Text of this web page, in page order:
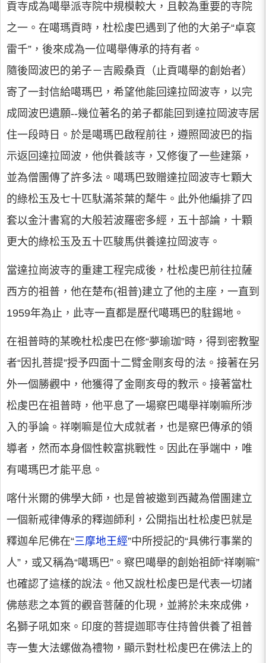
貢寺成為噶舉派寺院中規模較大，且較為重要的寺院
之一。在噶瑪貢時，杜松虔巴遇到了他的大弟子“卓袞
雷千”，後來成為一位噶舉傳承的持有者。
隨後岡波巴的弟子－吉殿桑貢（止貢噶舉的創始者）
寄了一封信給噶瑪巴，希望他能回達拉岡波寺，以完
成岡波巴遺願--幾位著名的弟子都能回到達拉岡波寺居
住一段時日。於是噶瑪巴啟程前往，遵照岡波巴的指
示返回達拉岡波，他供養該寺，又修復了一些建築，
並為僧團傳了許多法。噶瑪巴致贈達拉岡波寺七顆大
的綠松玉及七十匹馱滿茶葉的氂牛。此外他編排了四
套以金汁書寫的大般若波羅密多經，五十部論，十顆
更大的綠松玉及五十匹駿馬供養達拉岡波寺。
當達拉崗波寺的重建工程完成後，杜松虔巴前往拉薩
西方的祖普，他在楚布(祖普)建立了他的主座，一直到
1959年為止，此寺一直都是歷代噶瑪巴的駐錫地。
在祖普時的某晚杜松虔巴在修“夢瑜珈”時，得到密教聖
者“因扎菩提”授予四面十二臂金剛亥母的法。接著在另
外一個勝觀中，他獲得了金剛亥母的教示。接著當杜
松虔巴在祖普時，他平息了一場察巴噶舉祥喇嘛所涉
入的爭論。祥喇嘛是位大成就者，也是察巴傳承的領
導者，然而本身個性較富挑戰性。因此在爭端中，唯
有噶瑪巴才能平息。
喀什米爾的佛學大師，也是曾被邀到西藏為僧團建立
一個新戒律傳承的釋迦師利，公開指出杜松虔巴就是
釋迦牟尼佛在“三摩地王經”中所授記的“具佛行事業的
人”，或又稱為“噶瑪巴”。察巴噶舉的創始祖師“祥喇嘛”
也確認了這樣的說法。他又說杜松虔巴是代表一切諸
佛慈悲之本質的觀音菩薩的化現，並將於未來成佛，
名獅子吼如來。印度的菩提迦耶寺住持曾供養了祖普
寺一隻大法螺做為禮物，顯示對杜松虔巴在佛法上的